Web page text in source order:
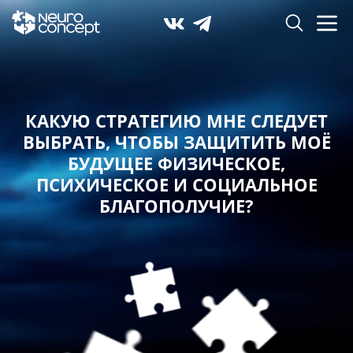
КАКУЮ СТРАТЕГИЮ МНЕ СЛЕДУЕТ
ВЫБРАТЬ,ЧТОБЫ ЗАЩИТИТЬ МОЁ
БУДУЩЕЕ ФИЗИЧЕСКОЕ,
ПСИХИЧЕСКОЕ И СОЦИАЛЬНОЕ
БЛАГОПОЛУЧИЕ?